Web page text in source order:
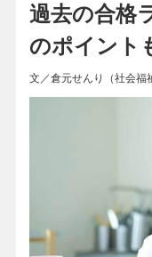
過去の合格
のポイント
文／倉元せんり（社会福